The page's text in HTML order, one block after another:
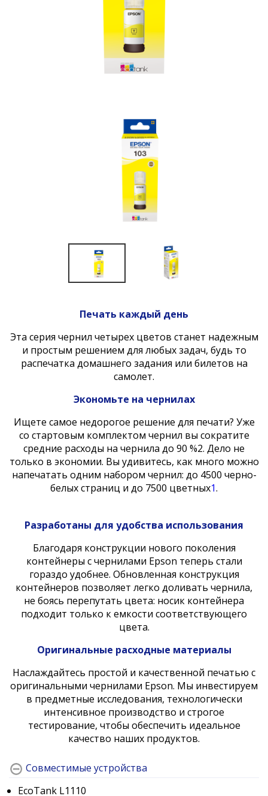
Печать каждый день
Эта серия чернил четырех цветов станет надежным
и простым решением для любых задач, будь то
распечатка домашнего задания или билетов на
самолет.
Экономьте на чернилах
Ищете самое недорогое решение для печати? Уже
со стартовым комплектом чернил вы сократите
средние расходы на чернила до 90 %2. Дело не
только в экономии. Вы удивитесь, как много можно
напечатать одним набором чернил: до 4500 черно-
белых страниц и до 7500 цветных1.
Разработаны для удобства использования
Благодаря конструкции нового поколения
контейнеры с чернилами Epson теперь стали
гораздо удобнее. Обновленная конструкция
контейнеров позволяет легко доливать чернила,
не боясь перепутать цвета: носик контейнера
подходит только к емкости соответствующего
цвета.
Оригинальные расходные материалы
Наслаждайтесь простой и качественной печатью с
оригинальными чернилами Epson. Мы инвестируем
в предметные исследования, технологически
интенсивное производство и строгое
тестирование, чтобы обеспечить идеальное
качество наших продуктов.
Совместимые устройства
EcoTank L1110